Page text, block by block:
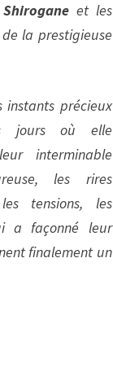
et les
la prestigieuse
instants précieux
jours où elle
interminable
les rires
tensions, les
a façonné leur
finalement un